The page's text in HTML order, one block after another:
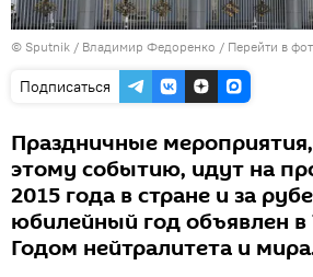
© Sputnik / Владимир Федоренко / Перейти в
Подписаться
Праздничные
этому событию, идут на
2015 года в стране и за
юбилейный год объявлен
Годом нейтралитета и